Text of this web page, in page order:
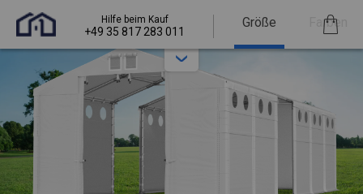
Hilfe beim Kauf
+49 35 817 283 011
Größe Farben